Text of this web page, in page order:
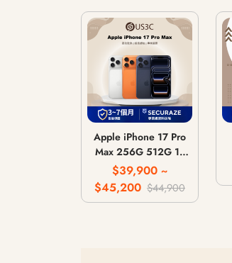
Apple iPhone 17 Pro
Max 256G 512G 1T
2T
$39,900 ~
$45,200 $44,900